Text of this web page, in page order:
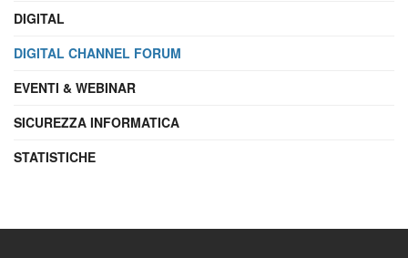
DIGITAL
DIGITAL CHANNEL FORUM
EVENTI & WEBINAR
SICUREZZA INFORMATICA
STATISTICHE